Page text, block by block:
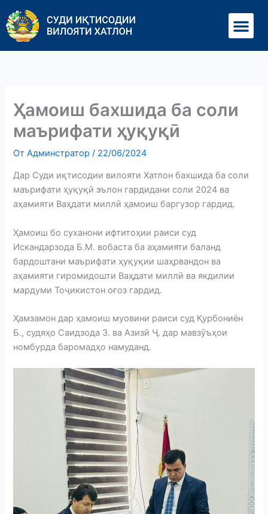
содержимому
Ҳамоиш бахшида ба соли
маърифати ҳуқуқӣ
ОтАдминстратор/ 22/06/2024
Дар Суди иқтисодии вилояти Хатлон бахшида ба соли
маърифати ҳуқуқӣ эълон гардидани соли 2024 ва
аҳамияти Ваҳдати миллӣ ҳамоиш баргузор гардид.
Ҳамоиш бо суханони ифтитоҳии раиси суд
Искандарзода Б.М. вобаста ба аҳамияти баланд
бардоштани маърифати ҳуқуқии шаҳрвандон ва
аҳамияти гиромидошти Ваҳдати миллӣ ва якдилии
мардуми Тоҷикистон оғоз гардид.
Ҳамзамон дар ҳамоиш муовини раиси суд Қурбониён
Б., судяҳо Саидзода З. ва Азизӣ Ҷ. дар мавзӯъҳои
номбурда баромадҳо намуданд.